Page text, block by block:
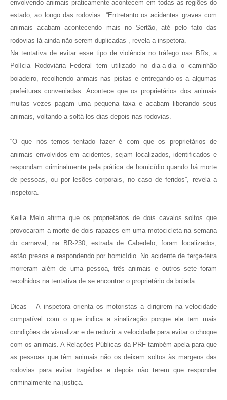
envolvendo animais praticamente acontecem em todas as regiões do
estado, ao longo das rodovias. “Entretanto os acidentes graves com
animais acabam acontecendo mais no Sertão, até pelo fato das
rodovias lá ainda não serem duplicadas”, revela a inspetora.
Na tentativa de evitar esse tipo de violência no tráfego nas BRs, a
Polícia Rodoviária Federal tem utilizado no dia-a-dia o caminhão
boiadeiro, recolhendo anmais nas pistas e entregando-os a algumas
prefeituras conveniadas. Acontece que os proprietários dos animais
muitas vezes pagam uma pequena taxa e acabam liberando seus
animais, voltando a soltá-los dias depois nas rodovias.
“O que nós temos tentado fazer é com que os proprietários de
animais envolvidos em acidentes, sejam localizados, identificados e
respondam criminalmente pela prática de homicídio quando há morte
de pessoas, ou por lesões corporais, no caso de feridos”, revela a
inspetora.
Keilla Melo afirma que os proprietários de dois cavalos soltos que
provocaram a morte de dois rapazes em uma motocicleta na semana
do carnaval, na BR-230, estrada de Cabedelo, foram localizados,
estão presos e respondendo por homicídio. No acidente de terça-feira
morreram além de uma pessoa, três animais e outros sete foram
recolhidos na tentativa de se encontrar o proprietário da boiada.
Dicas – A inspetora orienta os motoristas a dirigirem na velocidade
compatível com o que indica a sinalização porque ele tem mais
condições de visualizar e de reduzir a velocidade para evitar o choque
com os animais. A Relações Públicas da PRF também apela para que
as pessoas que têm animais não os deixem soltos às margens das
rodovias para evitar tragédias e depois não terem que responder
criminalmente na justiça.